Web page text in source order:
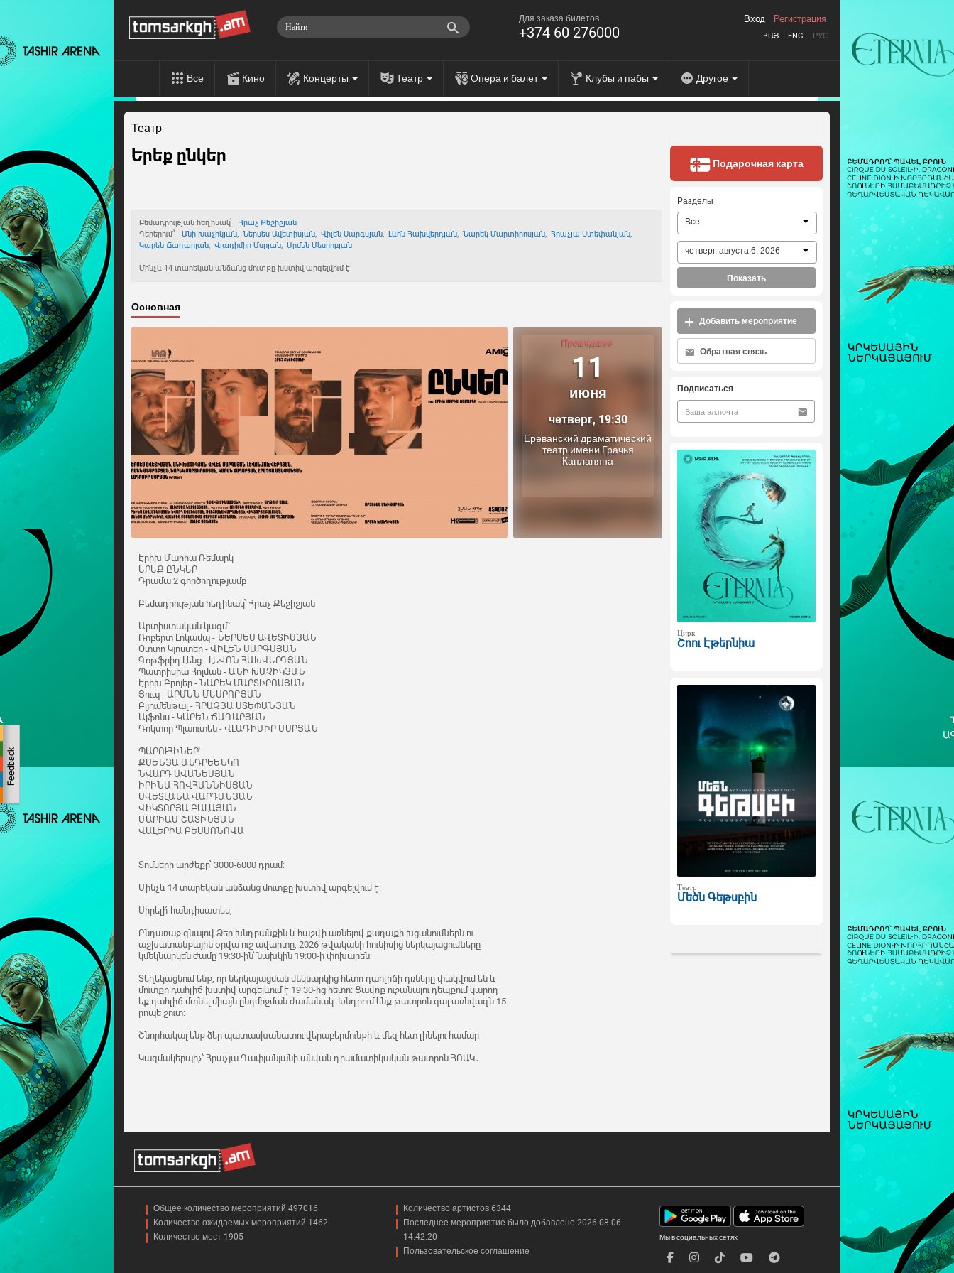
Для заказа билетов
+374 60 276000 ՀԱՅ ENG РУС
Вход Регистрация
Все Кино Концерты Театр Опера и балет Клубы и пабы Другое
Театр
Երեք ընկեր
Բեմադրության հեղինակ՝ Հրաչ Քեշիշյան
Դերերում՝ Անի Խաչիկյան, Ներսես Ավետիսյան, Վիլեն Սարգսյան, Լևոն Հախվերդյան, Նարեկ Մարտիրոսյան, Հրաչյա Ստեփանյան,
Կարեն Ճաղարյան, Վլադիմիր Մսրյան, Արմեն Մեսրոբյան
Մինչև 14 տարեկան անձանց մուտքը խստիվ արգելվում է:
Основная
Прошедшее
11
июня
четверг, 19:30
Ереванский драматический
театр имени Грачья
Капланяна
Էրիխ Մարիա Ռեմարկ
ԵՐԵՔ ԸՆԿԵՐ
Դրամա 2 գործողությամբ
Բեմադրության հեղինակ՝ Հրաչ Քեշիշյան
Արտիստական կազմ՝
Ռոբերտ Լոկամպ - ՆԵՐՍԵՍ ԱՎԵՏԻՍՅԱՆ
Օտտո Կյոստեր - ՎԻԼԵՆ ՍԱՐԳՍՅԱՆ
Գոթֆրիդ Լենց - ԼԵՎՈՆ ՀԱԽՎԵՐԴՅԱՆ
Պատրիսիա Հոլման - ԱՆԻ ԽԱՉԻԿՅԱՆ
Էրիխ Բրոյեր - ՆԱՐԵԿ ՄԱՐՏԻՐՈՍՅԱՆ
Յուպ - ԱՐՄԵՆ ՄԵՍՐՈԲՅԱՆ
Բլյումենթալ - ՀՐԱՉՅԱ ՍՏԵՓԱՆՅԱՆ
Ալֆոնս - ԿԱՐԵՆ ՃԱՂԱՐՅԱՆ
Դոկտոր Պլաուտեն - ՎԼԱԴԻՄԻՐ ՄՍՐՅԱՆ
ՊԱՐՈՒՀԻՆԵՐ՝
ՔՍԵՆՅԱ ԱՆԴՐԵԵՆԿՈ
ՆՎԱՐԴ ԱՎԱՆԵՍՅԱՆ
ԻՐԻՆԱ ՀՈՎՀԱՆՆԻՍՅԱՆ
ՍՎԵՏԼԱՆԱ ՎԱՐԴԱՆՅԱՆ
ՎԻԿՏՈՐՅԱ ԲԱԼԱՅԱՆ
ՄԱՐԻԱՄ ՇԱՏԻՆՅԱՆ
ՎԱԼԵՐԻԱ ԲԵՍՍՈՆՈՎԱ
Տոմսերի արժեքը՝ 3000-6000 դրամ:
Մինչև 14 տարեկան անձանց մուտքը խստիվ արգելվում է:
Սիրելի՛ հանդիսատես,
Ընդառաջ գնալով Ձեր խնդրանքին և հաշվի առնելով քաղաքի խցանումներն ու
աշխատանքային օրվա ուշ ավարտը, 2026 թվականի հունիսից ներկայացումները
կմեկնարկեն ժամը 19:30-ին՝ նախկին 19:00-ի փոխարեն:
Տեղեկացնում ենք, որ ներկայացման մեկնարկից հետո դահլիճի դռները փակվում են և
մուտքը դահլիճ խստիվ արգելևում է 19:30-ից հետո: Ցավոք ուշանալու դեպքում կարող
եք դահլիճ մտնել միայն ընդմիջման ժամանակ: Խնդրում ենք թատրոն գալ առնվազն 15
րոպե շուտ:
Շնորհակալ ենք ձեր պատասխանատու վերաբերմունքի և մեզ հետ լինելու համար
Կազմակերպիչ՝ Հրաչյա Ղափլանյանի անվան դրամատիկական թատրոն ՀՈԱԿ․
Подарочная карта
Разделы
Все
четверг, августа 6, 2026
Показать
Добавить мероприятие
Обратная связь
Подписаться
Цирк
Շոու Էթերնիա
Театр
Մեծն Գեթսբին
Общее количество мероприятий 497016
Количество ожидаемых мероприятий 1462
Количество мест 1905
Количество артистов 6344
Последнее мероприятие было добавлено 2026-08-06
14:42:20
Пользовательское соглашение
Мы в социальных сетях